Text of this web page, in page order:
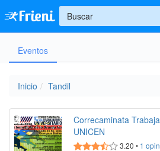
Ingresar
Eventos
Inicio Tandil
Correcaminata
UNICEN
3.20 • 1